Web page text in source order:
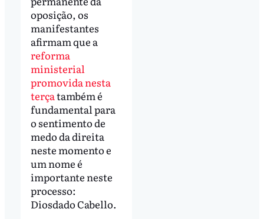
oposição, os
manifestantes
afirmam que a
reforma
ministerial
promovida nesta
terçatambém é
fundamental para
o sentimento de
medo da direita
neste momento e
um nome é
importante neste
processo:
Diosdado Cabello.